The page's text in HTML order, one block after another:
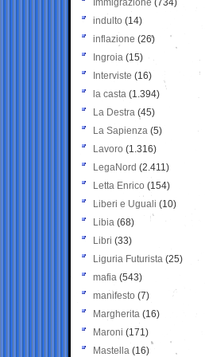
Immigrazione (734)
indulto (14)
inflazione (26)
Ingroia (15)
Interviste (16)
la casta (1.394)
La Destra (45)
La Sapienza (5)
Lavoro (1.316)
LegaNord (2.411)
Letta Enrico (154)
Liberi e Uguali (10)
Libia (68)
Libri (33)
Liguria Futurista (25)
mafia (543)
manifesto (7)
Margherita (16)
Maroni (171)
Mastella (16)